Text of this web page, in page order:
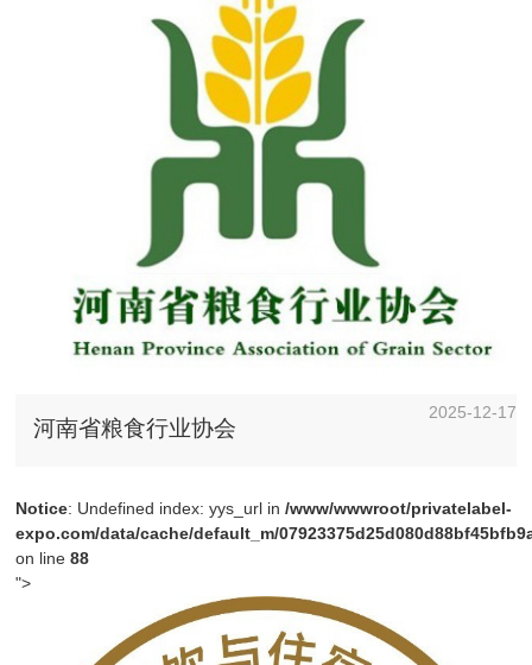
河南省粮食行业协会
2025-12-17
Notice: Undefined index: yys_url in/www/wwwroot/privatelabel-
expo.com/data/cache/default_m/
on line88
">